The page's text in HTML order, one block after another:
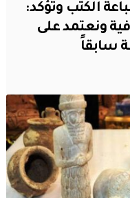
الكتب وتؤكد:
ونعتمد على
سابقاً